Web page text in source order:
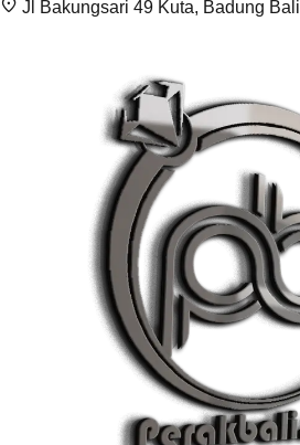
Jl Bakungsari 49 Kuta, Badung Bali